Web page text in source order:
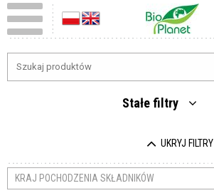
Stałe filtry
UKRYJ FILTRY
KRAJ POCHODZENIA SKŁADNIKÓW